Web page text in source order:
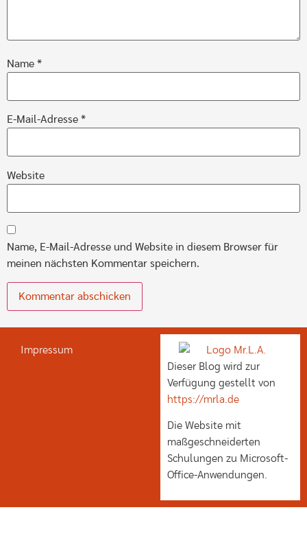
Name *
E-Mail-Adresse *
Website
Name, E-Mail-Adresse und Website in diesem Browser für
meinen nächsten Kommentar speichern.
Impressum
Dieser Blog wird zur
Verfügung gestellt von
https://mrla.de
Die Website mit
maßgeschneiderten
Schulungen zu Microsoft-
Office-Anwendungen.